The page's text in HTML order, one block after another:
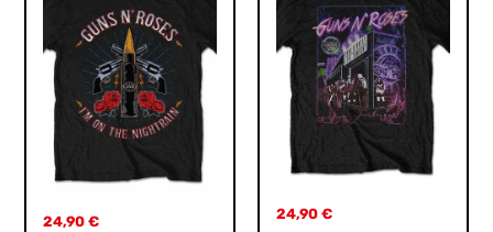
24,90€ 24,90 €